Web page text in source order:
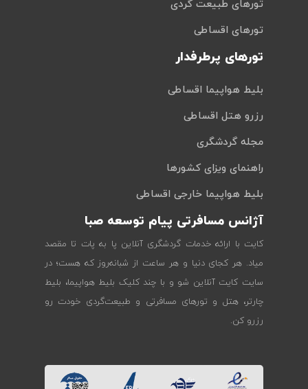
تورهای طبیعت گردی
تورهای اقساطی
تورهای پرطرفدار
بلیط هواپیما اقساطی
رزرو هتل اقساطی
مجله گردشگری
راهنمای ویزای کشورها
بلیط هواپیما خارجی اقساطی
آژانس مسافرتی پیام توسعه صبا
کایت با ارائه خدمات گردشگری آنلاین پا به پات تا مقصد
میاد. هر کجای دنیا و هر ساعت از شبانه‌روز که هست؛ در
سایت کایت آنلاین شو و با چند کلیک بلیط هواپیما، بلیط
چارتر، هتل و تورهای مسافرتی و طبیعت‌گردی خودت رو
رزرو کن.